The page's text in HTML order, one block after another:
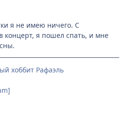
я не имею ничего. С
концерт, я пошел спать, и мне
хоббит Рафаэль